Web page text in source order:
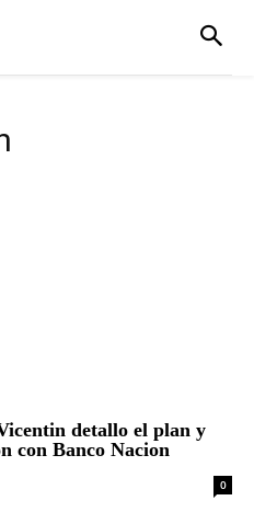
detallo el plan y
con Banco Nacion
0